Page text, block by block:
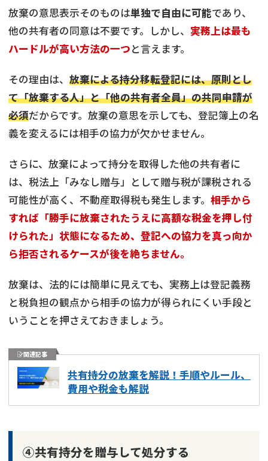
放棄の意思表示そのものは単独で自由に可能であり、
他の共有者の同意は不要です。しかし、 実務上は最も
ハードルが高い方法の一つと言えます。
その理由は、 放棄による持分移転登記には、原則とし
て「放棄する人」と「他の共有者全員」の共同申請が
必須だからです。放棄の意思を示しても、登記簿上の名
義を変えるには相手の協力が欠かせません。
さらに、放棄によって持分を取得した他の共有者に
は、税法上「みなし贈与」として贈与税が課税される
可能性が高く、不動産取得税も発生します。 相手から
すれば「勝手に放棄されたうえに高額な税金を押し付
けられた」状態になるため、登記への協力を真っ向か
ら拒否されるケースが後を絶ちません。
放棄は、法的には簡単に見えても、実務上は登記義務
と税負担の観点から相手の協力が得られにくい手段と
いうことを押さえておきましょう。
関連記事
共有持分の放棄を解説！手順やルール、
費用や税金も解説
④共有持分を贈与して処分する